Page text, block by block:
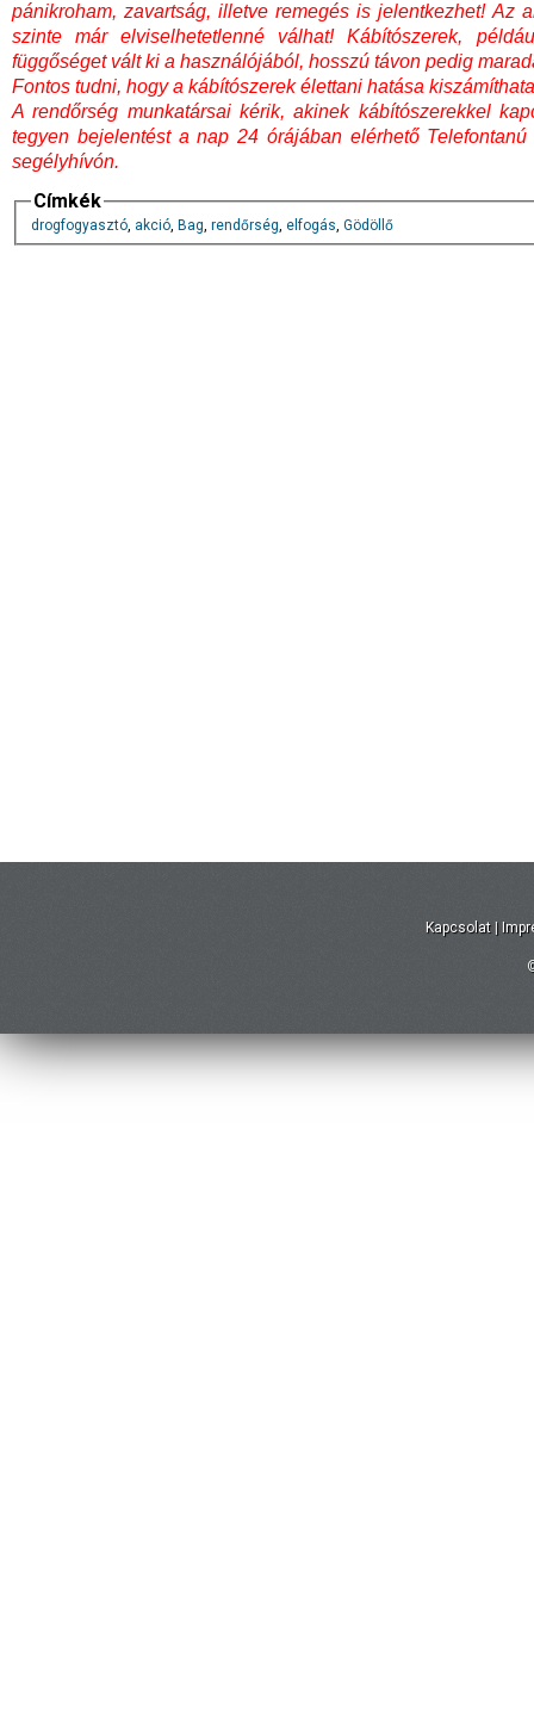
pánikroham, zavartság, illetve remegés is jelentkezhet! Az
szinte már elviselhetetlenné válhat! Kábítószerek,
függőséget vált ki a használójából, hosszú távon pedig
Fontos tudni, hogy a kábítószerek élettani hatása
A rendőrség munkatársai kérik, akinek kábítószerekkel
tegyen bejelentést a nap 24 órájában elérhető
segélyhívón.
Címkék
drogfogyasztó, akció, Bag, rendőrség, elfogás, Gödöllő
Kapcsolat |